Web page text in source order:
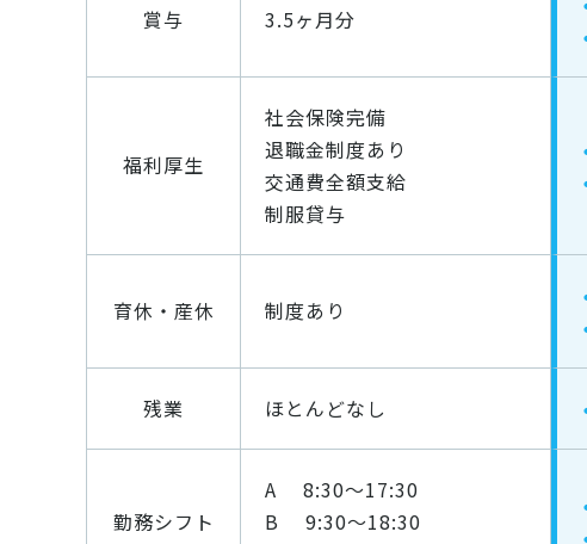
賞与 3.5ヶ月分
福利厚生
社会保険完備
退職金制度あり
交通費全額支給
制服貸与
育休・産休 制度あり
残業 ほとんどなし
勤務シフト
A 8:30～17:30
B 9:30～18:30